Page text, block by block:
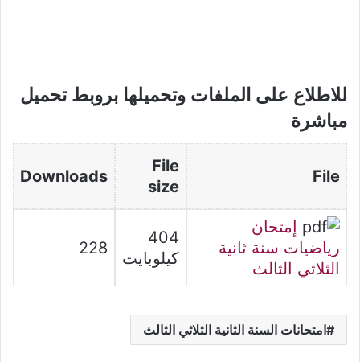
للاطلاع على الملفات وتحميلها بروبط تحميل
مباشرة
File
File
size
Downloads
إمتحان
رياضيات سنة ثانية
الثلاثي الثالث
404
كيلوبايت
228
امتحانات السنة الثانية الثلاثي الثالث